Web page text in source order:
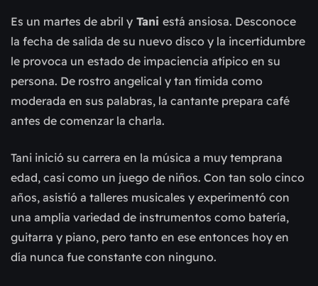
Es un martes de abril y Tani está ansiosa. Desconoce
la fecha de salida de su nuevo disco y la incertidumbre
le provoca un estado de impaciencia atípico en su
persona. De rostro angelical y tan tímida como
moderada en sus palabras, la cantante prepara café
antes de comenzar la charla.
Tani inició su carrera en la música a muy temprana
edad, casi como un juego de niños. Con tan solo cinco
años, asistió a talleres musicales y experimentó con
una amplia variedad de instrumentos como batería,
guitarra y piano, pero tanto en ese entonces hoy en
día nunca fue constante con ninguno.